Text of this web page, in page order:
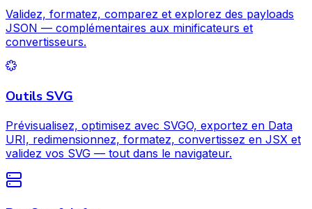
Validez, formatez, comparez et explorez des payloads
JSON — complémentaires aux minificateurs et
convertisseurs.
Outils SVG
Prévisualisez, optimisez avec SVGO, exportez en Data
URI, redimensionnez, formatez, convertissez en JSX et
validez vos SVG — tout dans le navigateur.